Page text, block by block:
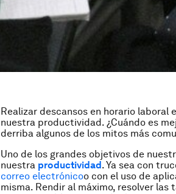
Realizar descansos en horario
nuestra productividad. ¿Cuándo es
derriba algunos de los mitos más
Uno de los grandes objetivos de
nuestra productividad. Ya sea con
correo electrónicoo con el uso de
misma. Rendir al máximo, resolver